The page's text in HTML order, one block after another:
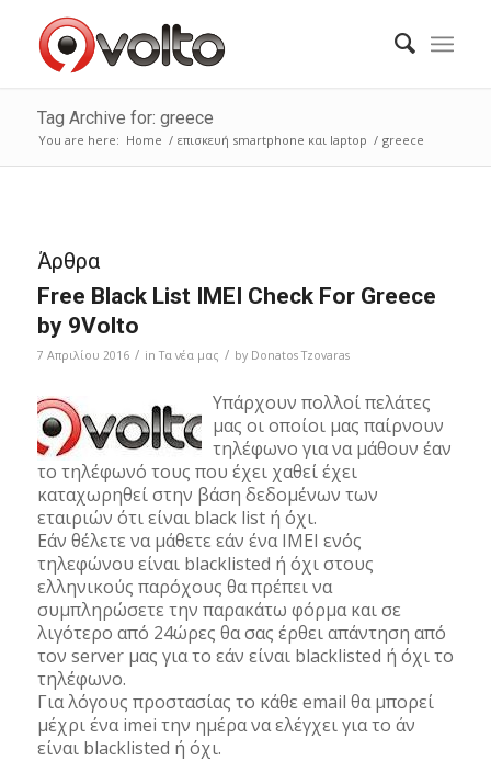
Tag Archive for: greece
You are here: Home / επισκευή smartphone και laptop / greece
Άρθρα
Free Black List IMEI Check For Greece
by 9Volto
7 Απριλίου 2016 / inΤα νέα μας / by Donatos Tzovaras
Υπάρχουν πολλοί πελάτες
μας οι οποίοι μας παίρνουν
τηλέφωνο για να μάθουν έαν
το τηλέφωνό τους που έχει χαθεί έχει
καταχωρηθεί στην βάση δεδομένων των
εταιριών ότι είναι black list ή όχι.
Εάν θέλετε να μάθετε εάν ένα IMEI ενός
τηλεφώνου είναι blacklisted ή όχι στους
ελληνικούς παρόχους θα πρέπει να
συμπληρώσετε την παρακάτω φόρμα και σε
λιγότερο από 24ώρες θα σας έρθει απάντηση από
τον server μας για το εάν είναι blacklisted ή όχι το
τηλέφωνο.
Για λόγους προστασίας το κάθε email θα μπορεί
μέχρι ένα imei την ημέρα να ελέγχει για το άν
είναι blacklisted ή όχι.